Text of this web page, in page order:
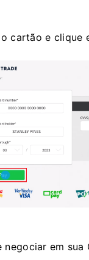
cartão e clique
em sua